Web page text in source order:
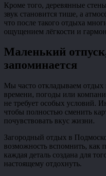
Кроме того, деревянные
звук становится тише, а
что после такого отдыха
ощущением лёгкости и
Маленький
запоминается
Мы часто откладываем отдых
времени, погоды или
не требует особых условий.
чтобы полностью сменить
почувствовать вкус жизни.
Загородный отдых в
возможность вспомнить, как
каждая деталь создана для
настоящему отдохнуть.